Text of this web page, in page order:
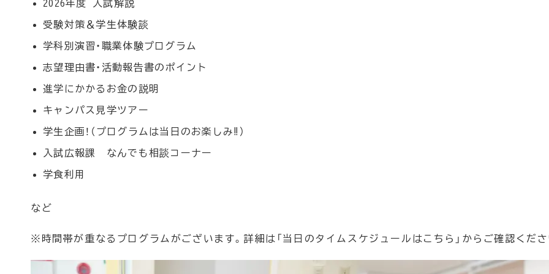
2026年度 入試解説
受験対策＆学生体験談
学科別演習・職業体験プログラム
志望理由書・活動報告書のポイント
進学にかかるお金の説明
キャンパス見学ツアー
学生企画！（プログラムは当日のお楽しみ‼）
入試広報課 なんでも相談コーナー
学食利用
など
※時間帯が重なるプログラムがございます。詳細は「当日のタイムスケジュールはこちら」からご確認くださ